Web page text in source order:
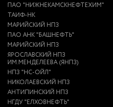
ПАО "НИЖНЕКАМСКНЕФТЕХИМ"
ТАИФ-НК
МАРИЙСКИЙ НПЗ
ПАО АНК "БАШНЕФТЬ"
МАРИЙСКИЙ НПЗ
ЯРОСЛАВСКИЙ НПЗ
ИМ.МЕНДЕЛЕЕВА (ЯНПЗ)
НПЗ "НС-ОЙЛ"
НИКОЛАЕВСКИЙ НПЗ
АНТИПИНСКИЙ НПЗ
НГДУ "ЕЛХОВНЕФТЬ"